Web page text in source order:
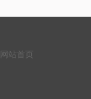
网站首页